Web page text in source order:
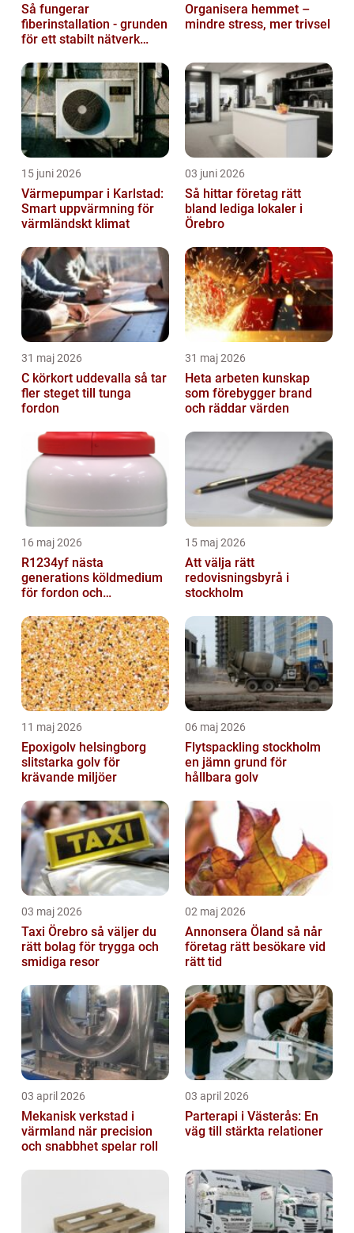
Så fungerar
fiberinstallation - grunden
för ett stabilt nätverk
Organisera hemmet –
mindre stress, mer trivsel
15 juni 2026
Värmepumpar i Karlstad:
Smart uppvärmning för
värmländskt klimat
03 juni 2026
Så hittar företag rätt
bland lediga lokaler i
Örebro
31 maj 2026
C körkort uddevalla så tar
fler steget till tunga
fordon
31 maj 2026
Heta arbeten kunskap
som förebygger brand
och räddar värden
16 maj 2026
R1234yf nästa
generations köldmedium
för fordon och
15 maj 2026
Att välja rätt
redovisningsbyrå i
stockholm
11 maj 2026
Epoxigolv helsingborg
slitstarka golv för
krävande miljöer
06 maj 2026
Flytspackling stockholm
en jämn grund för
hållbara golv
03 maj 2026
Taxi Örebro så väljer du
rätt bolag för trygga och
smidiga resor
02 maj 2026
Annonsera Öland så når
företag rätt besökare vid
rätt tid
03 april 2026
Mekanisk verkstad i
värmland när precision
och snabbhet spelar roll
03 april 2026
Parterapi i Västerås: En
väg till stärkta relationer